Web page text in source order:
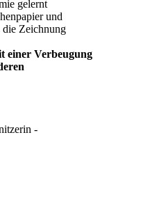
gelernt
und
Zeichnung
einer Verbeugung
-